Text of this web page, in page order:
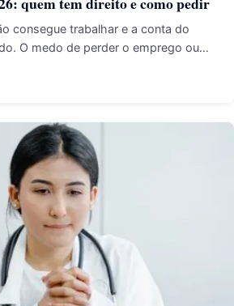
consegue trabalhar e a conta do
O medo de perder o emprego ou…